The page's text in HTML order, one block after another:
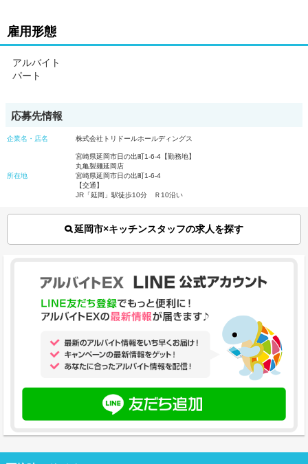
雇用形態
アルバイト
パート
応募先情報
企業名・店名 株式会社トリドールホールディングス
所在地
宮崎県延岡市日の出町1-6-4【勤務地】
丸亀製麺延岡店
宮崎県延岡市日の出町1-6-4
【交通】
JR「延岡」駅徒歩10分 Ｒ10沿い
延岡市×キッチンスタッフの求人を探す